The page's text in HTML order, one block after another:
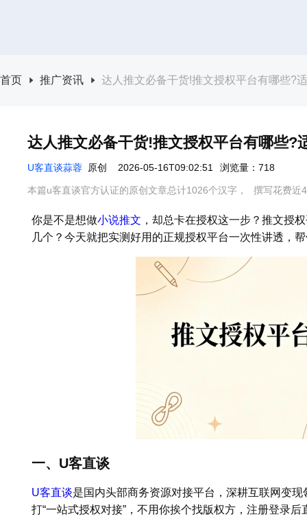
首页 推广资讯 达人推文必备干货!推文授权平台有哪些?
达人推文必备干货!推文授权平台有哪些?
U客直谈蒜蓉 原创 2026-05-16T09:02:51 浏览量：718
本篇u客直谈官方认证的原创文章总计1026个汉字， 撰写花费近
你是不是想做小说推文 ，却总卡在授权这一步？推文授
几个？今天就把实测好用的正规授权平台一次性讲透，
一、U客直谈
U客直谈是国内头部商务资源对接平台，深耕互联网变
打“一站式授权对接”，不用你挨个找版权方，注册登录后